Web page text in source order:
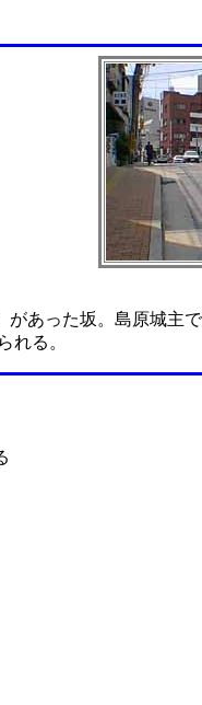
があった坂。島原城主
れる。